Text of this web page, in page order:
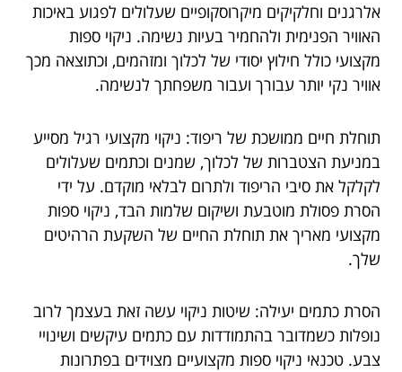
אלרגנים וחלקיקים מיקרוסקופיים שעלולים לפגוע באיכות
האוויר הפנימית ולהחמיר בעיות נשימה. ניקוי ספות
מקצועי כולל חילוץ יסודי של לכלוך ומזהמים, וכתוצאה מכך
אוויר נקי יותר עבורך ועבור משפחתך לנשימה.
תוחלת חיים ממושכת של ריפוד: ניקוי מקצועי רגיל מסייע
במניעת הצטברות של לכלוך, שמנים וכתמים שעלולים
לקלקל את סיבי הריפוד ולתרום לבלאי מוקדם. על ידי
הסרת פסולת מוטבעת ושיקום שלמות הבד, ניקוי ספות
מקצועי מאריך את תוחלת החיים של השקעת הרהיטים
שלך.
הסרת כתמים יעילה: שיטות ניקוי עשה זאת בעצמך לרוב
נופלות כשמדובר בהתמודדות עם כתמים עיקשים ושינויי
צבע. טכנאי ניקוי ספות מקצועיים מצוידים בפתרונות